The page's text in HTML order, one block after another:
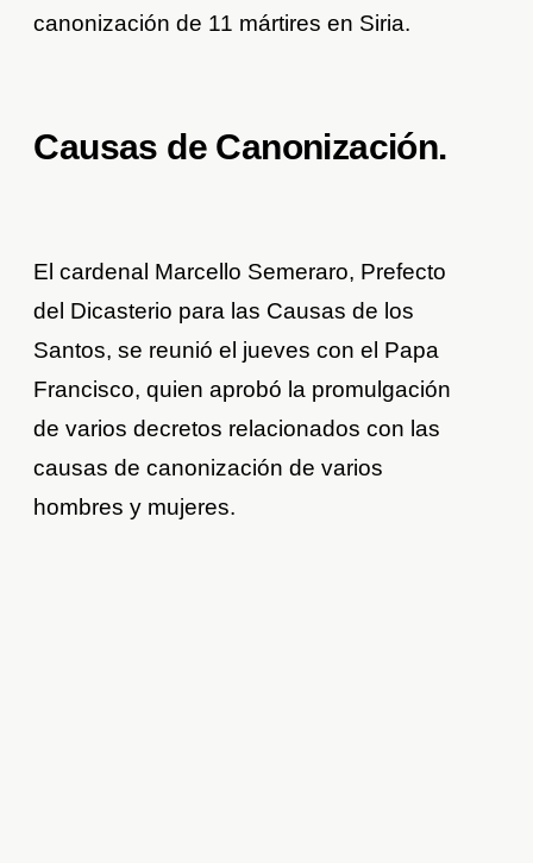
canonización de 11 mártires en Siria.
Causas de Canonización.
El cardenal Marcello Semeraro, Prefecto
del Dicasterio para las Causas de los
Santos, se reunió el jueves con el Papa
Francisco, quien aprobó la promulgación
de varios decretos relacionados con las
causas de canonización de varios
hombres y mujeres.